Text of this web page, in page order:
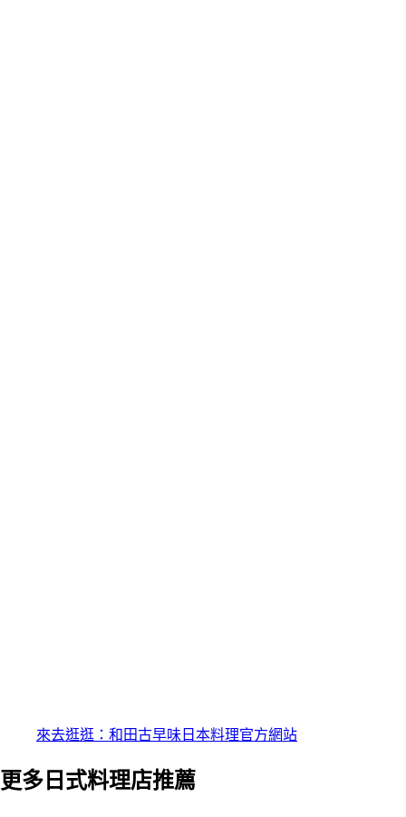
來去逛逛：和田古早味日本料理官方網站
更多日式料理店推薦